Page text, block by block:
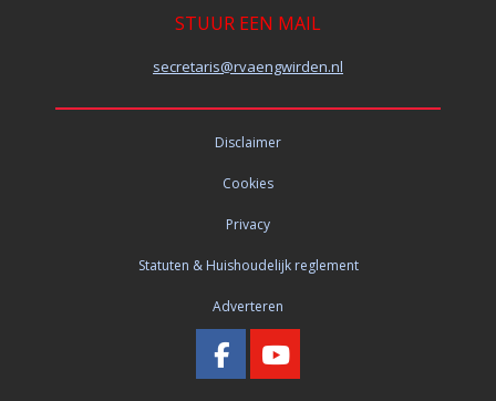
STUUR EEN MAIL
siraterces@rvaengwirden.nl
Disclaimer
Cookies
Privacy
Statuten & Huishoudelijk reglement
Adverteren